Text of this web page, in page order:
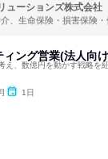
ューションズ株式会社
、生命保険・損害保険・
ング営業(法人向
、数億円を動かす戦略を紐
1日